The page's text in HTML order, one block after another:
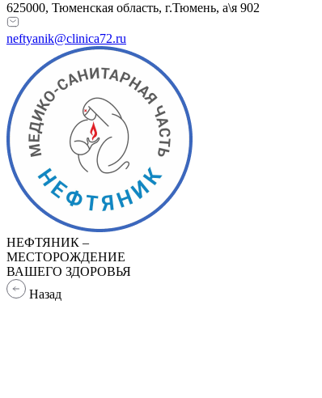
625000, Тюменская область, г.Тюмень, а\я 902
neftyanik@clinica72.ru
НЕФТЯНИК –
МЕСТОРОЖДЕНИЕ
ВАШЕГО ЗДОРОВЬЯ
Назад